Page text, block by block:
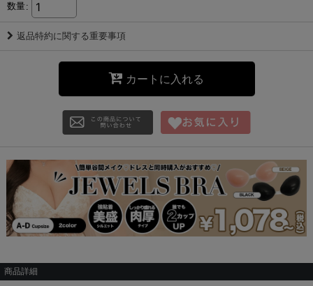
数量:
返品特約に関する重要事項
カートに入れる
商品詳細